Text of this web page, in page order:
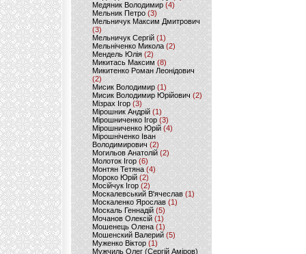
Медяник Володимир(4)
Мельник Петро (3)
Мельничук Максим Дмитрович
(3)
Мельничук Сергій (1)
Мельніченко Микола (2)
Мендель Юлія (2)
Микитась Максим (8)
Микитенко Роман Леонідович
(2)
Мисик Володимир (1)
Мисик Володимир Юрійович(2)
Мізрах Ігор(3)
Мірошник Андрій(1)
Мірошниченко Ігор (3)
Мірошниченко Юрій(4)
Мірошніченко Іван
Володимирович (2)
Могильов Анатолій (2)
Молоток Ігор (6)
Монтян Тетяна (4)
Мороко Юрій(2)
Мосійчук Ігор (2)
Москалевський В'ячеслав (1)
Москаленко Ярослав (1)
Москаль Геннадій (5)
Мочанов Олексій(1)
Мошенець Олена(1)
Мошенский Валерий (5)
Муженко Віктор (1)
Мужчиль Олег (Сергій Аміров)